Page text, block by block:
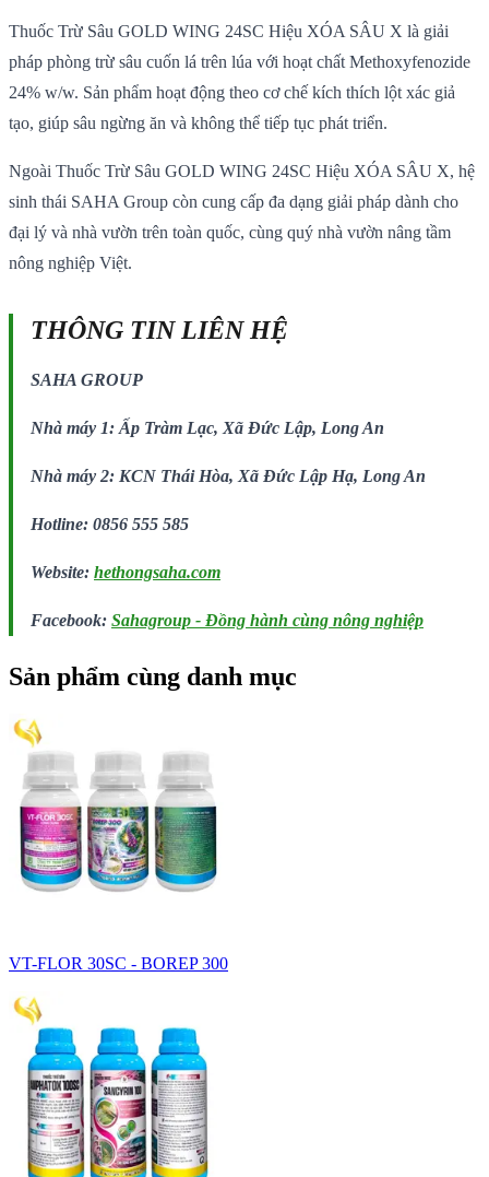
Thuốc Trừ Sâu GOLD WING 24SC Hiệu XÓA SÂU X là giải
pháp phòng trừ sâu cuốn lá trên lúa với hoạt chất Methoxyfenozide
24% w/w. Sản phẩm hoạt động theo cơ chế kích thích lột xác giả
tạo, giúp sâu ngừng ăn và không thể tiếp tục phát triển.
Ngoài Thuốc Trừ Sâu GOLD WING 24SC Hiệu XÓA SÂU X, hệ
sinh thái SAHA Group còn cung cấp đa dạng giải pháp dành cho
đại lý và nhà vườn trên toàn quốc, cùng quý nhà vườn nâng tầm
nông nghiệp Việt.
THÔNG TIN LIÊN HỆ
SAHA GROUP
Nhà máy 1: Ấp Tràm Lạc, Xã Đức Lập, Long An
Nhà máy 2: KCN Thái Hòa, Xã Đức Lập Hạ, Long An
Hotline: 0856 555 585
Website: hethongsaha.com
Facebook: Sahagroup - Đồng hành cùng nông nghiệp
Sản phẩm cùng danh mục
VT-FLOR 30SC - BOREP 300